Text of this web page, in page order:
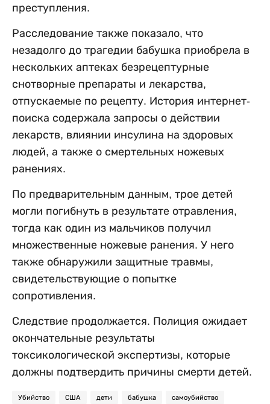
преступления.
Расследование также показало, что
незадолго до трагедии бабушка приобрела в
нескольких аптеках безрецептурные
снотворные препараты и лекарства,
отпускаемые по рецепту. История интернет-
поиска содержала запросы о действии
лекарств, влиянии инсулина на здоровых
людей, а также о смертельных ножевых
ранениях.
По предварительным данным, трое детей
могли погибнуть в результате отравления,
тогда как один из мальчиков получил
множественные ножевые ранения. У него
также обнаружили защитные травмы,
свидетельствующие о попытке
сопротивления.
Следствие продолжается. Полиция ожидает
окончательные результаты
токсикологической экспертизы, которые
должны подтвердить причины смерти детей.
Убийство США дети бабушка самоубийство